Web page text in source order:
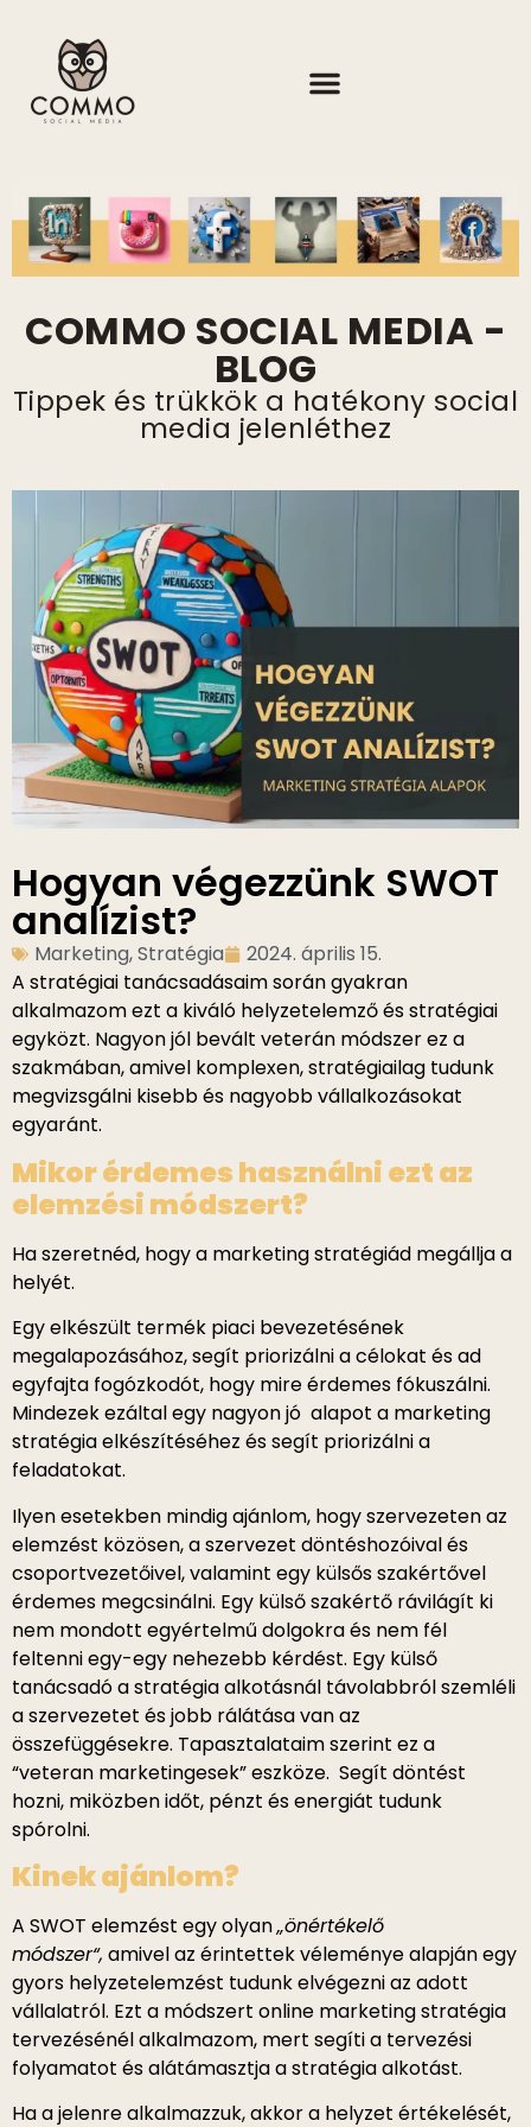
COMMO SOCIAL MEDIA -
BLOG
Tippek és trükkök a hatékony social
media jelenléthez
Hogyan végezzünk SWOT
analízist?
Marketing,Stratégia
2024. április 15.
A stratégiai tanácsadásaim során gyakran
alkalmazom ezt a kiváló helyzetelemző és stratégiai
egyközt. Nagyon jól bevált veterán módszer ez a
szakmában, amivel komplexen, stratégiailag tudunk
megvizsgálni kisebb és nagyobb vállalkozásokat
egyaránt.
Mikor érdemes használni ezt az
elemzési módszert?
Ha szeretnéd, hogy a marketing stratégiád megállja a
helyét.
Egy elkészült termék piaci bevezetésének
megalapozásához, segít priorizálni a célokat és ad
egyfajta fogózkodót, hogy mire érdemes fókuszálni.
Mindezek ezáltal egy nagyon jó alapot a marketing
stratégia elkészítéséhez és segít priorizálni a
feladatokat.
Ilyen esetekben mindig ajánlom, hogy szervezeten az
elemzést közösen, a szervezet döntéshozóival és
csoportvezetőivel, valamint egy külsős szakértővel
érdemes megcsinálni. Egy külső szakértő rávilágít ki
nem mondott egyértelmű dolgokra és nem fél
feltenni egy-egy nehezebb kérdést. Egy külső
tanácsadó a stratégia alkotásnál távolabbról szemléli
a szervezetet és jobb rálátása van az
összefüggésekre. Tapasztalataim szerint ez a
“veteran marketingesek” eszköze. Segít döntést
hozni, miközben időt, pénzt és energiát tudunk
spórolni.
Kinek ajánlom?
A SWOT elemzést egy olyan„önértékelő
módszer“, amivel az érintettek véleménye alapján egy
gyors helyzetelemzést tudunk elvégezni az adott
vállalatról. Ezt a módszert online marketing stratégia
tervezésénél alkalmazom, mert segíti a tervezési
folyamatot és alátámasztja a stratégia alkotást.
Ha a jelenre alkalmazzuk, akkor a helyzet értékelését,